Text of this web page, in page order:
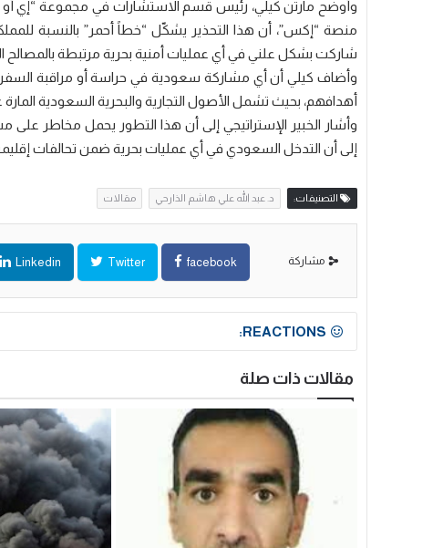
وأوضح مارتن كيلي، رئيس قسم الاستشارات في مجموعة “إي أو
منصة “إكس”، أن هذا التحذير يشكّل “خطاً أحمر” بالنسبة
شاركت بشكل علني في أي عمليات أمنية بحرية مرتبطة بالمصالح
وأضاف كيلي أن أي مشاركة سعودية في حراسة أو مراقبة السفن
أهدافهم، بحيث تشمل الأصول التجارية والبحرية السعودية المارة
إلى أن التدخل السعودي في أي عمليات بحرية ضمن تحالفات
التصنيفات: د. عبد الله علي هاشم الذارحي مقالات
مشاركة facebook
Twitter
Linkedin
REACTIONS:
مقالات ذات صلة